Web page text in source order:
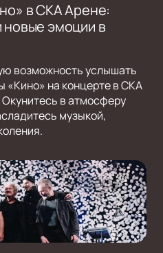
в СКА Арене:
новые эмоции в
возможность услышать
«Кино» на концерте в СКА
в атмосферу
музыкой,